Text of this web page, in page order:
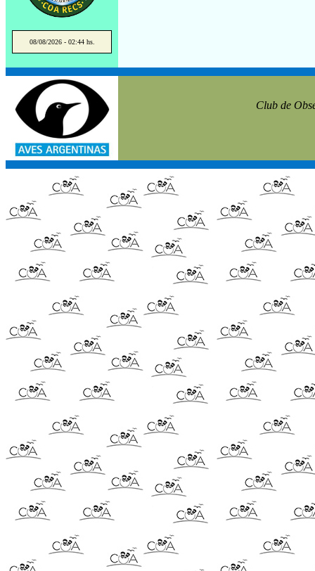
08/08/2026 - 02:44 hs.
Club de